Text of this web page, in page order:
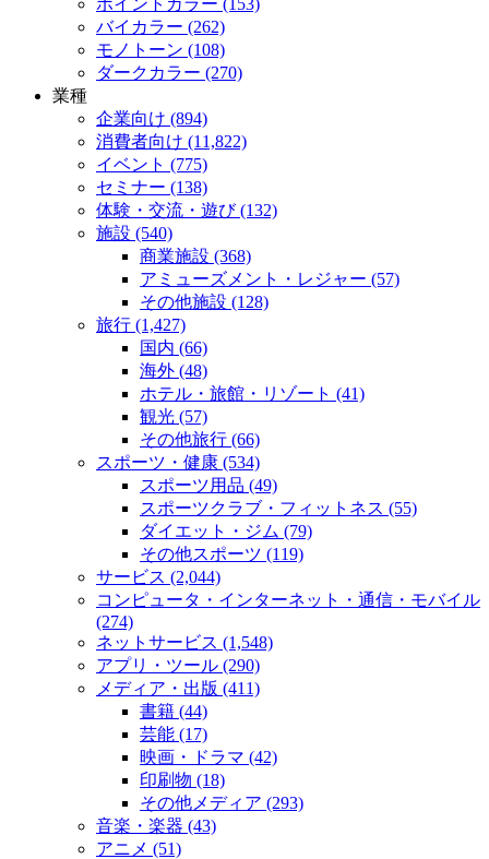
バイカラー (262)
モノトーン (108)
ダークカラー (270)
業種
企業向け (894)
消費者向け (11,822)
イベント (775)
セミナー (138)
体験・交流・遊び (132)
施設 (540)
商業施設 (368)
アミューズメント・レジャー (57)
その他施設 (128)
旅行 (1,427)
国内 (66)
海外 (48)
ホテル・旅館・リゾート (41)
観光 (57)
その他旅行 (66)
スポーツ・健康 (534)
スポーツ用品 (49)
スポーツクラブ・フィットネス (55)
ダイエット・ジム (79)
その他スポーツ (119)
サービス (2,044)
コンピュータ・インターネット・通信・モバイル
(274)
ネットサービス (1,548)
アプリ・ツール (290)
メディア・出版 (411)
書籍 (44)
芸能 (17)
映画・ドラマ (42)
印刷物 (18)
その他メディア (293)
音楽・楽器 (43)
アニメ (51)